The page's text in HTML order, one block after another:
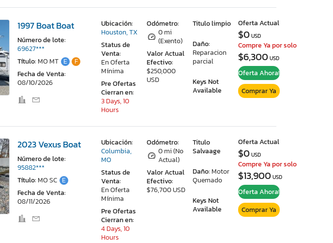
1997 Boat Boat
Número de lote:
69627***
Título: MO MT E
F
Fecha de Venta:
08/10/2026
Odómetro:
0 mi
(Exento)
Valor Actual
Efectivo:
$250,000
USD
Titulo limpio
Daño:
Reparacion
parcial
Keys Not
Available
Ubicación:
Houston, TX
Status de
Venta:
En Oferta
Mínima
Pre Ofertas
Cierran en:
3 Days, 10
Hours
Oferta Actual
$0USD
Compre Ya por solo
$6,300USD
Oferta Ahora!
Comprar Ya
2023 Vexus Boat
Número de lote:
95882***
Título: MO SC E
Fecha de Venta:
08/11/2026
Odómetro:
0 mi (No
Actual)
Valor Actual
Efectivo:
$76,700 USD
Titulo
Salvaage
Daño: Motor
Quemado
Keys Not
Available
Ubicación:
Columbia,
MO
Status de
Venta:
En Oferta
Mínima
Pre Ofertas
Cierran en:
4 Days, 10
Hours
Oferta Actual
$0USD
Compre Ya por solo
$13,900USD
Oferta Ahora!
Comprar Ya